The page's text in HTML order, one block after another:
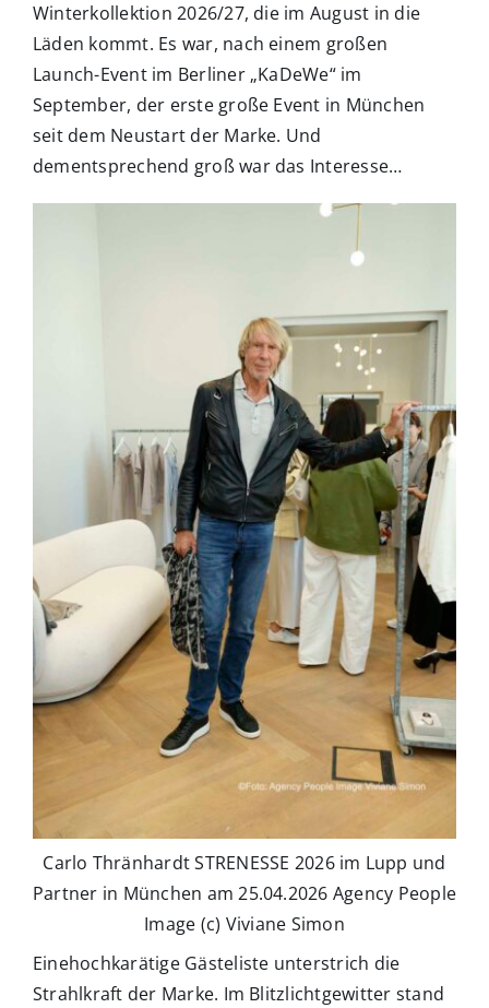
Winterkollektion 2026/27, die im August in die
Läden kommt. Es war, nach einem großen
Launch-Event im Berliner „KaDeWe“ im
September, der erste große Event in München
seit dem Neustart der Marke. Und
dementsprechend groß war das Interesse…
Carlo Thränhardt STRENESSE 2026 im Lupp und
Partner in München am 25.04.2026 Agency People
Image (c) Viviane Simon
Einehochkarätige Gästeliste unterstrich die
Strahlkraft der Marke. Im Blitzlichtgewitter stand